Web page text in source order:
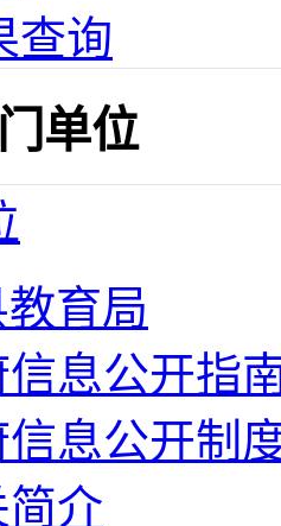
查询
单位
育局
信息公开指
信息公开制
介